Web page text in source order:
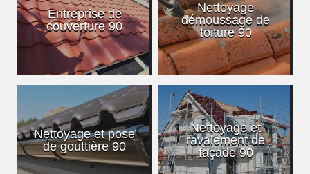
Entreprise de
couverture 90
Nettoyage
démoussage de
toiture 90
Nettoyage et pose
de gouttière 90
Nettoyage et
ravalement de
façade 90